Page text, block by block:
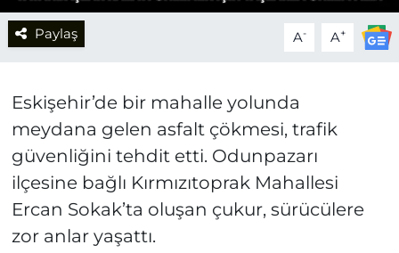
Paylaş A- A+
Eskişehir’de bir mahalle yolunda
meydana gelen asfalt çökmesi, trafik
güvenliğini tehdit etti. Odunpazarı
ilçesine bağlı Kırmızıtoprak Mahallesi
Ercan Sokak’ta oluşan çukur, sürücülere
zor anlar yaşattı.